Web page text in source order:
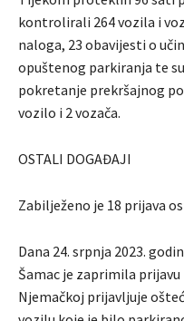
kontrolirali 264 vozila i
naloga, 23 obavijesti o
opuštenog parkiranja te
pokretanje prekršajnog
vozilo i 2 vozača.
OSTALI DOGAĐAJI
Zabilježeno je 18 prijava
Dana 24. srpnja 2023.
Šamac je zaprimila prijavu
Njemačkoj prijavljuje